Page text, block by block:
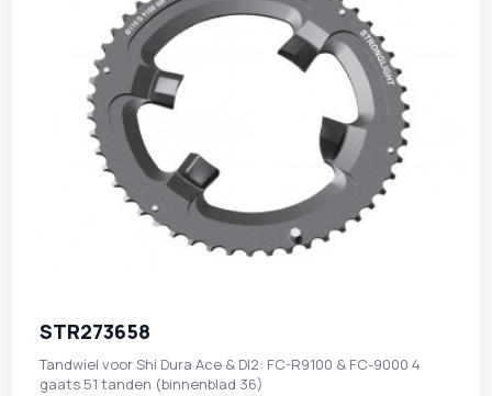
STR273658
Tandwiel voor Shi Dura Ace & DI2: FC-R9100 & FC-9000 4
gaats 51 tanden (binnenblad 36)